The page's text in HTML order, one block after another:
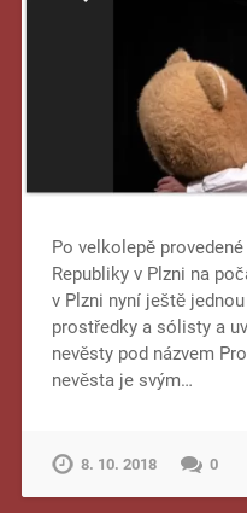
Po velkolepě
Republiky v Plzni na
v Plzni nyní ještě
prostředky a sólisty a
nevěsty pod názvem
nevěsta je svým…
8. 10. 2018 0